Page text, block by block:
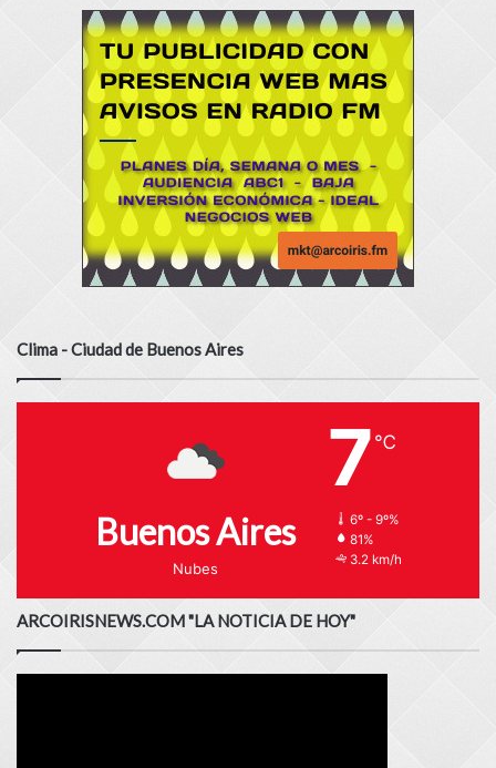
Clima - Ciudad de Buenos Aires
Buenos Aires
Nubes
7 ℃
6º - 9º%
81%
3.2 km/h
ARCOIRISNEWS.COM "LA NOTICIA DE HOY"